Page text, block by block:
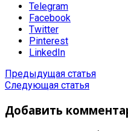
Telegram
Facebook
Twitter
Pinterest
LinkedIn
Предыдущая статья
Следующая статья
Добавить